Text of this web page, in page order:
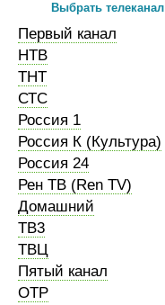
Выбрать телеканал
Первый канал
НТВ
ТНТ
СТС
Россия 1
Россия К (Культура)
Россия 24
Рен ТВ (Ren TV)
Домашний
ТВ3
ТВЦ
Пятый канал
ОТР